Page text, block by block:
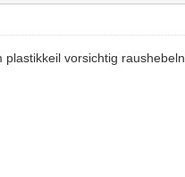
vorsichtig raushebeln.